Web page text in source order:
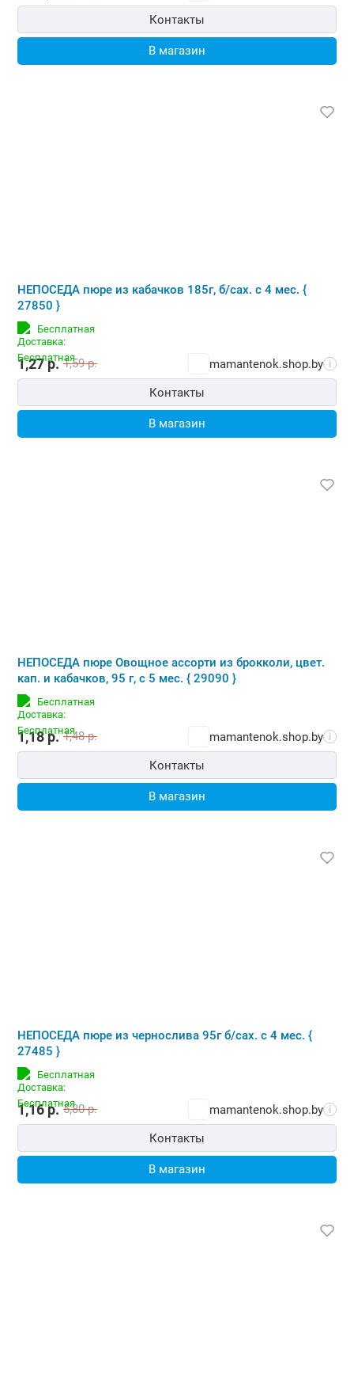
Контакты
В магазин
НЕПОСЕДА пюре из кабачков 185г, б/сах. с 4 мес. {
27850 }
Бесплатная
1,27р. 1,59р. mamantenok.shop.by i
Контакты
В магазин
НЕПОСЕДА пюре Овощное ассорти из брокколи, цвет.
кап. и кабачков, 95 г, с 5 мес. { 29090 }
Бесплатная
1,18р. 1,48р. mamantenok.shop.by i
Контакты
В магазин
НЕПОСЕДА пюре из чернослива 95г б/сах. с 4 мес. {
27485 }
Бесплатная
1,16р. 5,80р. mamantenok.shop.by i
Контакты
В магазин